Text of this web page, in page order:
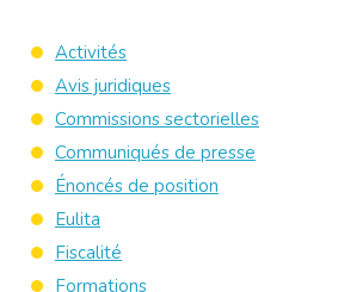
Activités
Avis juridiques
Commissions sectorielles
Communiqués de presse
Énoncés de position
Eulita
Fiscalité
Formations